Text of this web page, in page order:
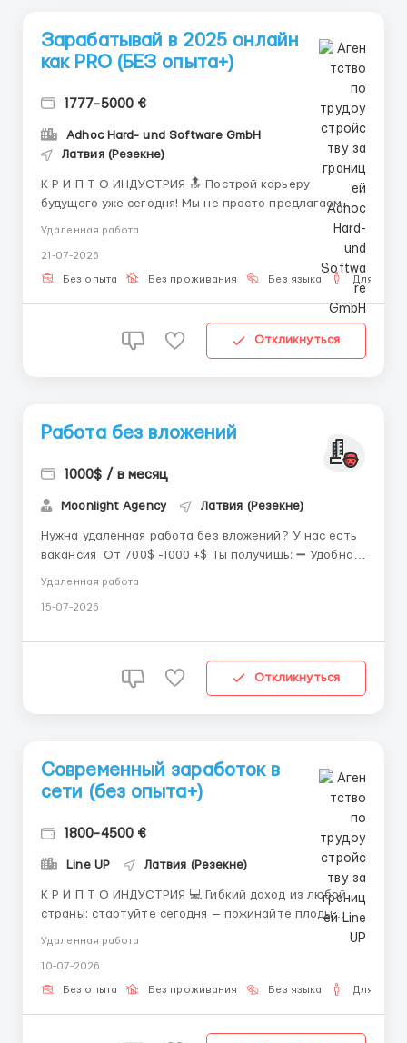
Зарабатывай в 2025 онлайн
как PRO (БЕЗ опыта+)
1777-5000 €
Adhoc Hard- und Software GmbH
Латвия (Резекне)
К Р И П Т О ИНДУСТРИЯ 🔝 Построй карьеру
будущего уже сегодня! Мы не просто предлагаем
работу — мы даём возможность расти, развиваться
команды, которая помогает людям по всему миру
Удаленная работа
21-07-2026
Без опыта Без проживания Без языка Для
Откликнуться
Работа без вложений
1000$ / в месяц
Moonlight Agency Латвия (Резекне)
Нужна удаленная работа без вложений? У нас есть
вакансия От 700$ -1000 +$ Ты получишь: ➖ Удобная,
Требования к кандидату: ➖ От 18 лет; ➖ Наличие
Удаленная работа
15-07-2026
Откликнуться
Современный заработок в
сети (без опыта+)
1800-4500 €
Line UP Латвия (Резекне)
К Р И П Т О ИНДУСТРИЯ 💻 Гибкий доход из любой
страны: стартуйте сегодня — пожинайте плоды
Особенно если вы живёте за границей и не хотите
быть привязаны к одному и...
Удаленная работа
10-07-2026
Без опыта Без проживания Без языка Для